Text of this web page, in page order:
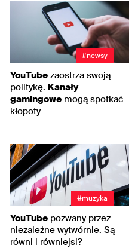
#newsy
YouTube zaostrza swoją
politykę. Kanały
gamingowe mogą spotkać
kłopoty
#muzyka
YouTube pozwany przez
niezależne wytwórnie. Są
równi i równiejsi?